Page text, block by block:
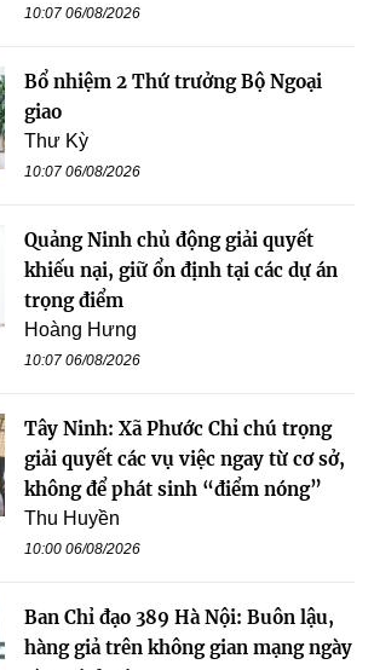
10:07 06/08/2026
Bổ nhiệm 2 Thứ trưởng Bộ Ngoại
giao
Thư Kỳ
10:07 06/08/2026
Quảng Ninh chủ động giải quyết
khiếu nại, giữ ổn định tại các dự án
trọng điểm
Hoàng Hưng
10:07 06/08/2026
Tây Ninh: Xã Phước Chỉ chú trọng
giải quyết các vụ việc ngay từ cơ sở,
không để phát sinh “điểm nóng”
Thu Huyền
10:00 06/08/2026
Ban Chỉ đạo 389 Hà Nội: Buôn lậu,
hàng giả trên không gian mạng ngày